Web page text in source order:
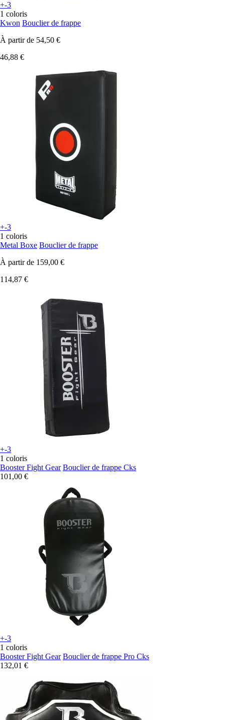
+-3
1 coloris
Kwon Bouclier de frappe
À partir de 54,50 €
46,88 €
+-3
1 coloris
Metal Boxe Bouclier de frappe
À partir de 159,00 €
114,87 €
+-3
1 coloris
Booster Fight Gear Bouclier de frappe Cks
101,00 €
+-3
1 coloris
Booster Fight Gear Bouclier de frappe Pro Cks
132,01 €